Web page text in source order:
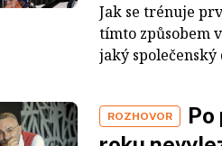
Jak se trénuje
tímto způsobem
jaký společenský
ROZHOVOR